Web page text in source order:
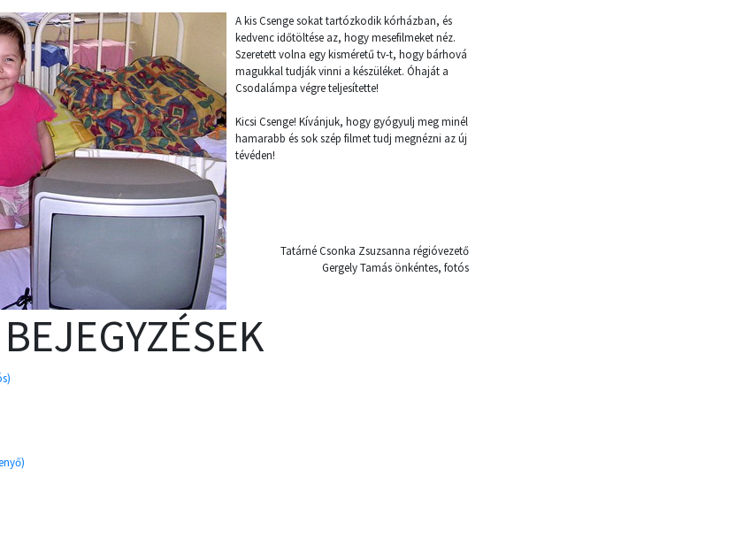
A kis Csenge sokat tartózkodik kórházban, és
kedvenc időtöltése az, hogy mesefilmeket néz.
Szeretett volna egy kisméretű tv-t, hogy bárhová
magukkal tudják vinni a készüléket. Óhaját a
Csodalámpa végre teljesítette!
Kicsi Csenge! Kívánjuk, hogy gyógyulj meg minél
hamarabb és sok szép filmet tudj megnézni az új
tévéden!
Tatárné Csonka Zsuzsanna régióvezető
Gergely Tamás önkéntes, fotós